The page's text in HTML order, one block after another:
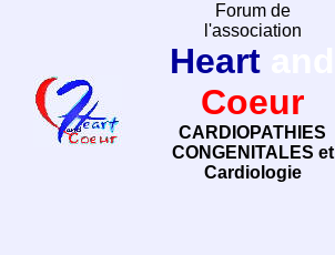
Forum de
l'association
Heart
Coeur
CARDIOPATHIES
CONGENITALES et
Cardiologie